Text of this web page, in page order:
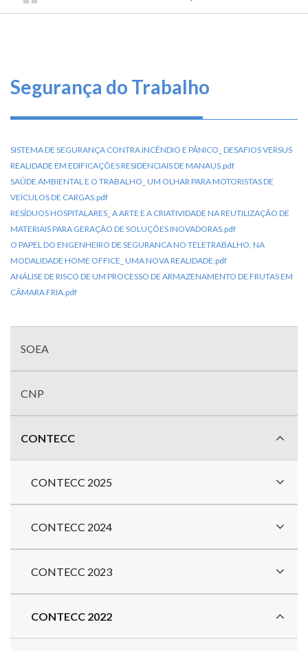
O
Fale
Conosco
Transparência
e
Prestação
de
Contas
TRILHA
CONSELHO
FEDERAL
Segurança do Trabalho
SISTEMA DE SEGURANÇA CONTRA INCÊNDIO E PÂNICO_ DESAFIOS VERSUS
REALIDADE EM EDIFICAÇÕES RESIDENCIAIS DE MANAUS.pdf
SAÚDE AMBIENTAL E O TRABALHO_ UM OLHAR PARA MOTORISTAS DE
VEÍCULOS DE CARGAS.pdf
RESÍDUOS HOSPITALARES_ A ARTE E A CRIATIVIDADE NA REUTILIZAÇÃO DE
MATERIAIS PARA GERAÇÃO DE SOLUÇÕES INOVADORAS.pdf
O PAPEL DO ENGENHEIRO DE SEGURANCA NO TELETRABALHO, NA
MODALIDADE HOME OFFICE_ UMA NOVA REALIDADE.pdf
ANÁLISE DE RISCO DE UM PROCESSO DE ARMAZENAMENTO DE FRUTAS EM
CÂMARA FRIA.pdf
com
SOEA
CNP
CONTECC
CONTECC 2025
CONTECC 2024
CONTECC 2023
CONTECC 2022